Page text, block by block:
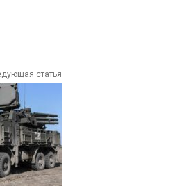
статья